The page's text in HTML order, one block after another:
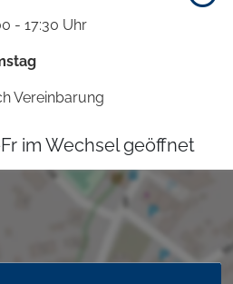
- 17:30 Uhr
Vereinbarung
im Wechsel geöffnet